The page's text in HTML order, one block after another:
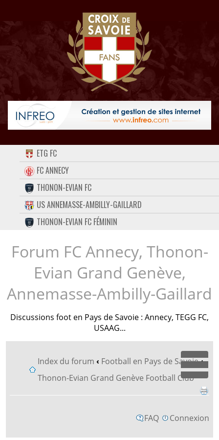
ACCUEIL
FORUM
CONTACT
FACEBOOK
TWITTER
INSTAGRAM
ETG FC
FC ANNECY
THONON-EVIAN FC
US ANNEMASSE-AMBILLY-GAILLARD
THONON-EVIAN FC FÉMININ
Forum FC Annecy, Thonon-
Evian Grand Genève,
Annemasse-Ambilly-Gaillard
Discussions foot en Pays de Savoie : Annecy, TEGG FC,
USAAG...
Index du forum ‹ Football en Pays de Savoie‹
Thonon-Evian Grand Genève Football Club
FAQ Connexion